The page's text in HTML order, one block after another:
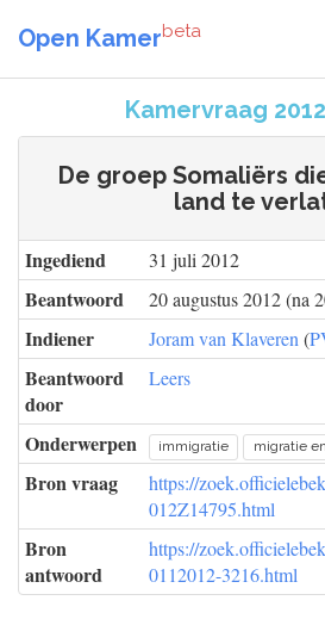
Open Kamerbeta
Kamervraag
De groep Somaliërs
land te
Ingediend 31 juli 2012
Beantwoord 20 augustus 2012 (na
Indiener Joram van Klaveren (
Beantwoord
door
Leers
Onderwerpen immigratie migratie
Bron vraag
https://
012Z14795.html
Bron
antwoord
https://
0112012-3216.html